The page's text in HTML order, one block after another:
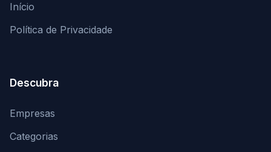
Início
Política de Privacidade
Descubra
Empresas
Categorias